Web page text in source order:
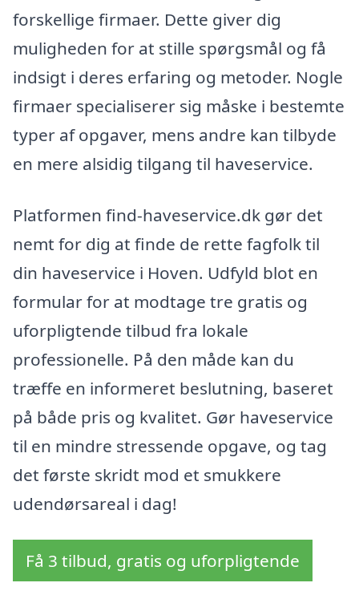
forskellige firmaer. Dette giver dig
muligheden for at stille spørgsmål og få
indsigt i deres erfaring og metoder. Nogle
firmaer specialiserer sig måske i bestemte
typer af opgaver, mens andre kan tilbyde
en mere alsidig tilgang til haveservice.
Platformen find-haveservice.dk gør det
nemt for dig at finde de rette fagfolk til
din haveservice i Hoven. Udfyld blot en
formular for at modtage tre gratis og
uforpligtende tilbud fra lokale
professionelle. På den måde kan du
træffe en informeret beslutning, baseret
på både pris og kvalitet. Gør haveservice
til en mindre stressende opgave, og tag
det første skridt mod et smukkere
udendørsareal i dag!
Få 3 tilbud, gratis og uforpligtende